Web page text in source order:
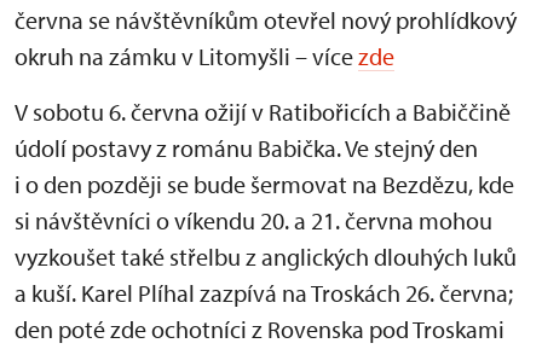
června se návštěvníkům otevřel nový prohlídkový
okruh na zámku v Litomyšli – vícezde
V sobotu 6. června ožijí v Ratibořicích a Babiččině
údolí postavy z románu Babička. Ve stejný den
i o den později se bude šermovat na Bezdězu, kde
si návštěvníci o víkendu 20. a 21. června mohou
vyzkoušet také střelbu z anglických dlouhých luků
a kuší. Karel Plíhal zazpívá na Troskách 26. června;
den poté zde ochotníci z Rovenska pod Troskami